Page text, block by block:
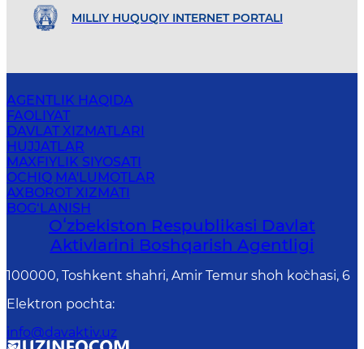
MILLIY HUQUQIY INTERNET PORTALI
AGENTLIK HAQIDA
FAOLIYAT
DAVLAT XIZMATLARI
HUJJATLAR
MAXFIYLIK SIYOSATI
OCHIQ MA'LUMOTLAR
AXBOROT XIZMATI
BOG‘LANISH
Oʻzbekiston Respublikasi Davlat
Aktivlarini Boshqarish Agentligi
100000, Toshkent shahri, Amir Temur shoh ko`chasi, 6
Elektron pochta:
info@davaktiv.uz